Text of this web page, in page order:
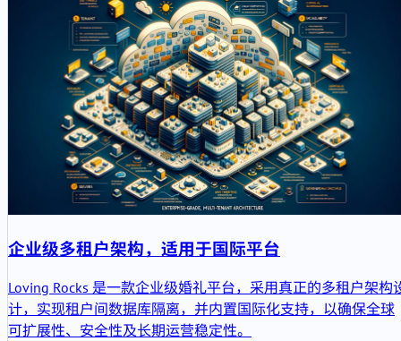
具重要性、它在当今Web技术栈中的定位，以及它如何与更广
的平台架构、交付质量、迁移策略和运维成熟度相连接。
企业级多租户架构，适用于国际平台
Loving Rocks 是一款企业级婚礼平台，采用真正的多租户架构
计，实现租户间数据库隔离，并内置国际化支持，以确保全球
可扩展性、安全性及长期运营稳定性。